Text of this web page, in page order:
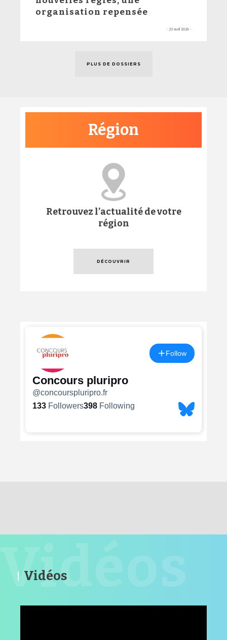
organisation repensée
- 23 avril 2026 -
PLUS DE DOSSIERS
Région
Retrouvez l’actualité de votre
région
DÉCOUVRIR
Vidéos
Vidéos